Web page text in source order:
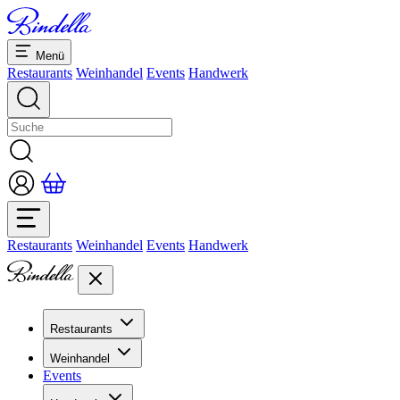
Menü
Restaurants Weinhandel Events Handwerk
Restaurants Weinhandel Events Handwerk
Restaurants
Übersicht Restaurants
Bankette & Events
Dolcezze
Weinhandel
Übersicht
Events